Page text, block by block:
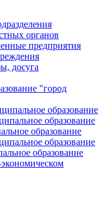
органов
предприятия
досуга
"город
образование
образование
образование
образование
образование